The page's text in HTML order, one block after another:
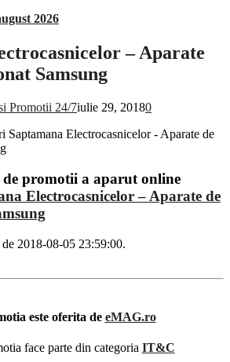
2026
– Aparate
Samsung
Promotii 24/7iulie 29, 20180
de promotii a aparut online
Electrocasnicelor – Aparate de
2018-08-05 23:59:00.
este oferita de eMAG.ro
face parte din categoria IT&C